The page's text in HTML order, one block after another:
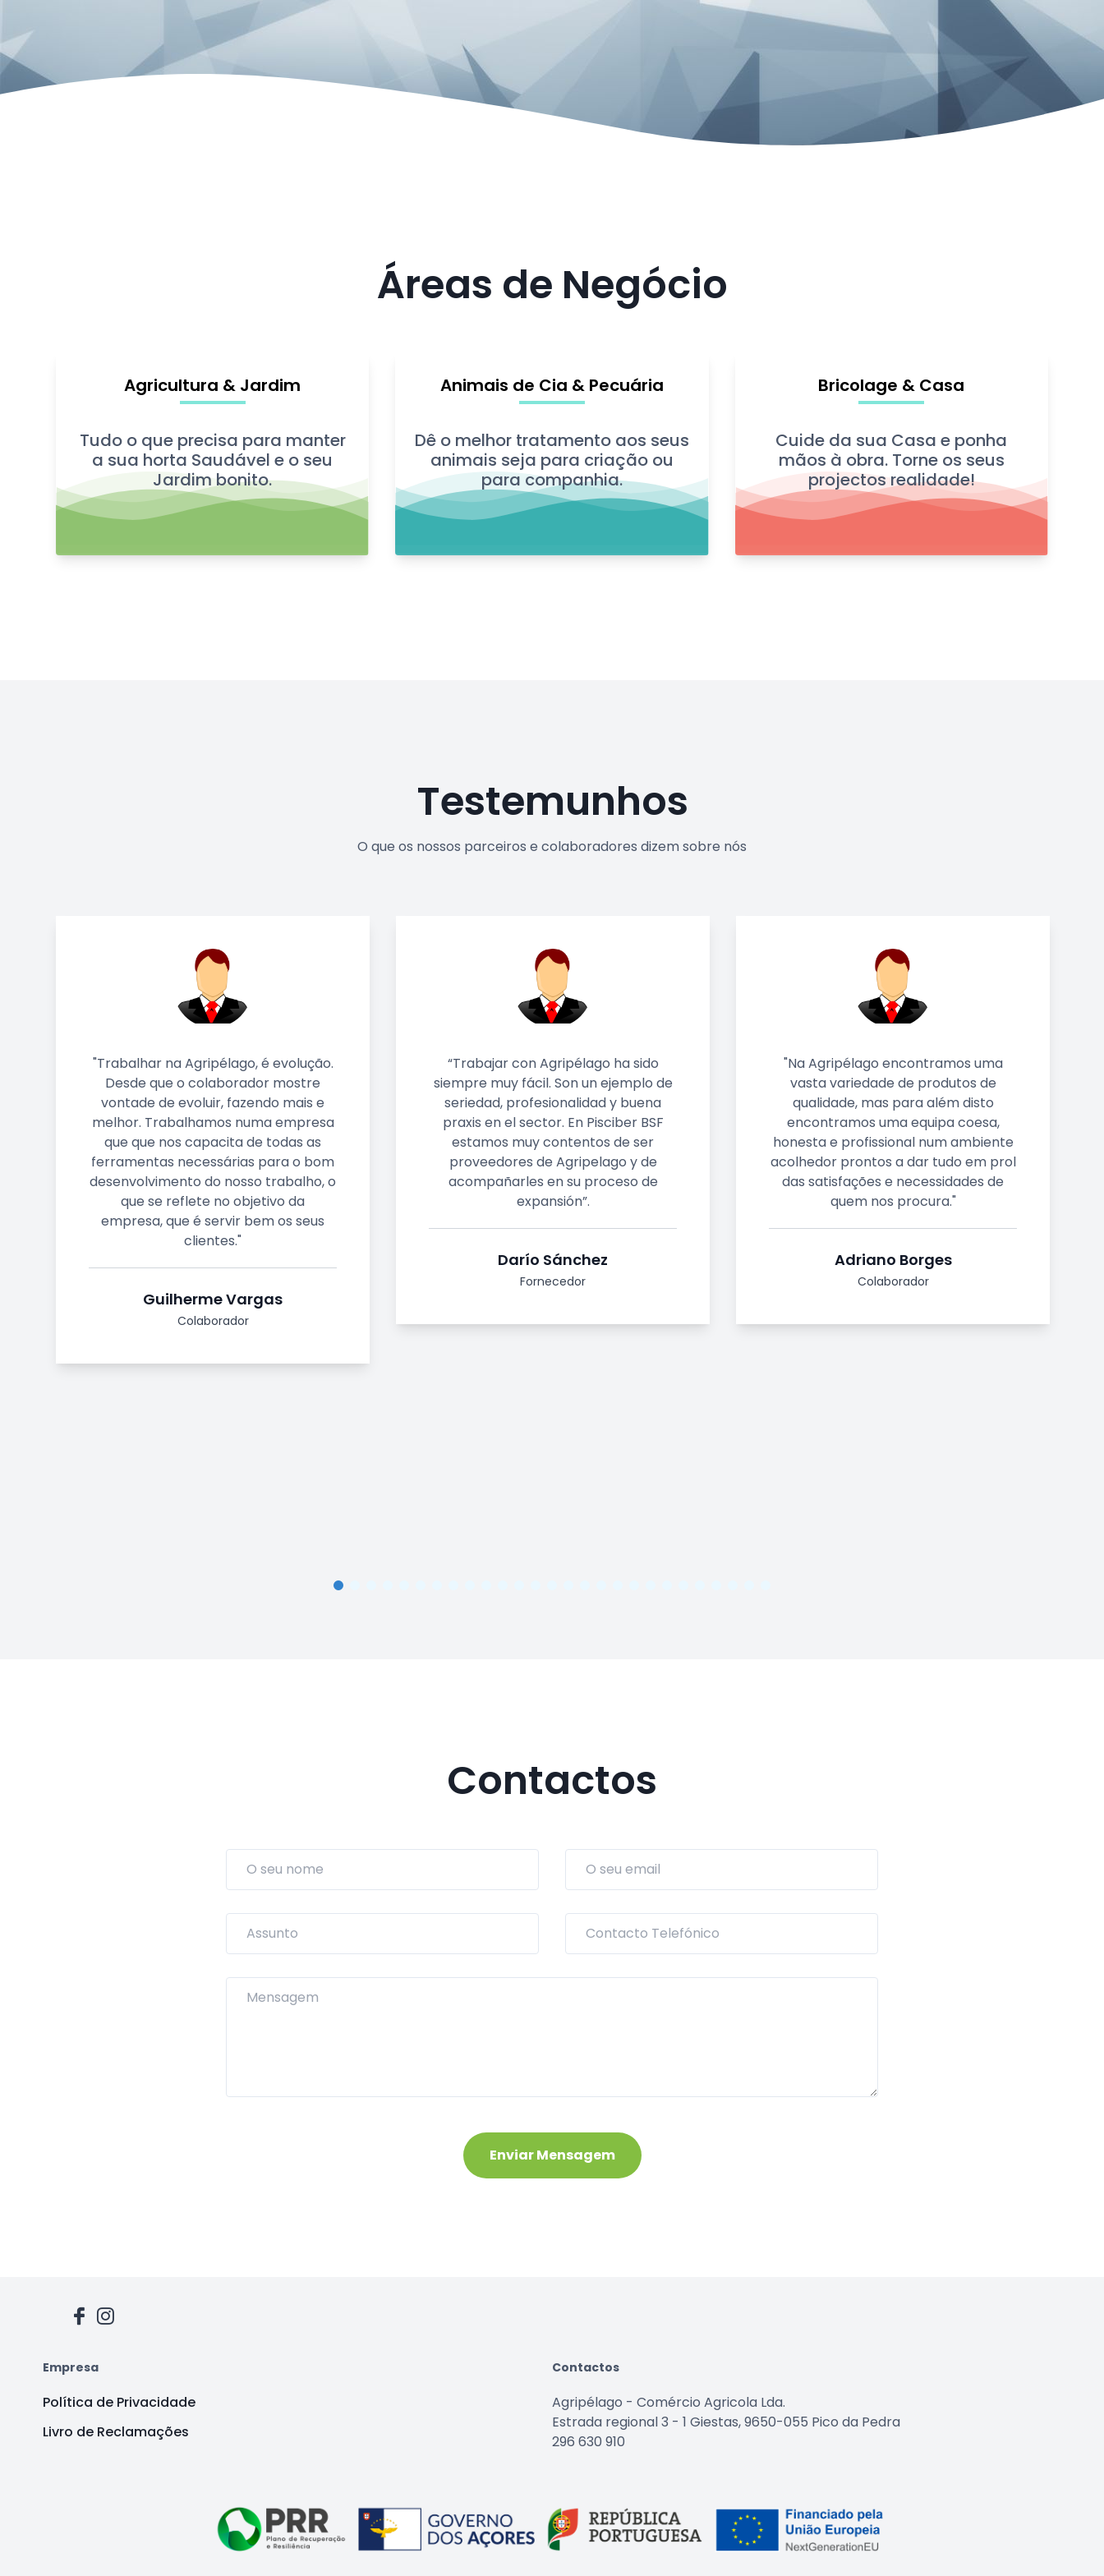
Áreas de Negócio
Agricultura & Jardim
Tudo o que precisa para manter
a sua horta Saudável e o seu
Jardim bonito.
Animais de Cia & Pecuária
Dê o melhor tratamento aos seus
animais seja para criação ou
para companhia.
Bricolage & Casa
Cuide da sua Casa e ponha
mãos à obra. Torne os seus
projectos realidade!
Testemunhos
O que os nossos parceiros e colaboradores dizem sobre nós
“Trabajar con Agripélago ha sido
siempre muy fácil. Son un ejemplo de
seriedad, profesionalidad y buena
praxis en el sector. En Pisciber BSF
estamos muy contentos de ser
proveedores de Agripelago y de
acompañarles en su proceso de
expansión”.
"Na Agripélago encontramos uma
vasta variedade de produtos de
qualidade, mas para além disto
encontramos uma equipa coesa,
honesta e profissional num ambiente
acolhedor prontos a dar tudo em prol
das satisfações e necessidades de
quem nos procura."
Adriano Borges
"Trabalhar na Agripélago é uma
experiência incrível, pois ficamos a
saber muito com uma grande
variedade de produtos para que
possamos servir os clientes conforme
as suas necessidades. Além disso,
trabalhar na Agripélago é ótimo visto
ter uma equipa unida e disposta a
Luis Borges
Contactos
Enviar Mensagem
Empresa
Política de Privacidade
Livro de Reclamações
Contactos
Agripélago - Comércio Agricola Lda.
Estrada regional 3 - 1 Giestas, 9650-055 Pico da Pedra
296 630 910